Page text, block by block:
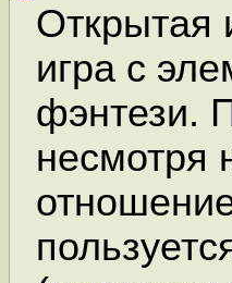
Открытая
игра с
фэнтези.
несмотря